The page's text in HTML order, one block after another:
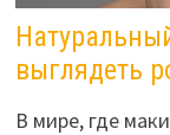
выглядеть
В мире, где